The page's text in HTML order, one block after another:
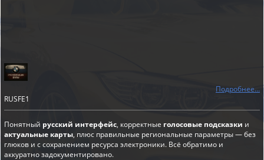
Подробнее...
RUSFE1
Понятный русский интерфейс, корректные голосовые подсказки и
актуальные карты, плюс правильные региональные параметры — без
глюков и с сохранением ресурса электроники. Всё обратимо и
аккуратно задокументировано.